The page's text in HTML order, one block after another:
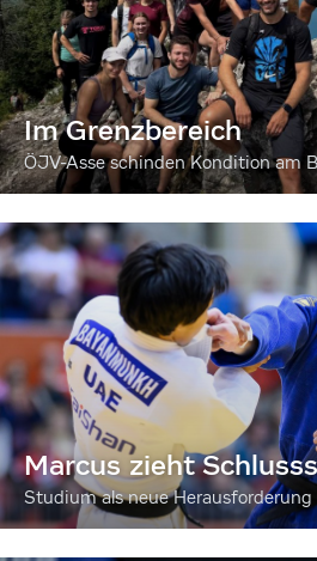
Im Grenzbereich
ÖJV-Asse schinden Kondition am
Marcus zieht
Studium als neue Herausforderung